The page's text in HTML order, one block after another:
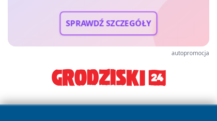
SPRAWDŹ SZCZEGÓŁY
autopromocja